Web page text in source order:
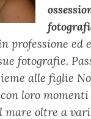
professione ed
fotografie.
alle figlie
loro
mare oltre a